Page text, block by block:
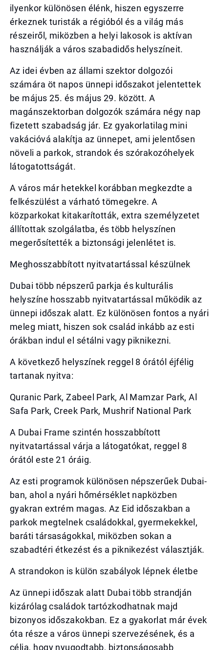
ilyenkor különösen élénk, hiszen egyszerre
érkeznek turisták a régióból és a világ más
részeiről, miközben a helyi lakosok is aktívan
használják a város szabadidős helyszíneit.
Az idei évben az állami szektor dolgozói
számára öt napos ünnepi időszakot jelentettek
be május 25. és május 29. között. A
magánszektorban dolgozók számára négy nap
fizetett szabadság jár. Ez gyakorlatilag mini
vakációvá alakítja az ünnepet, ami jelentősen
növeli a parkok, strandok és szórakozóhelyek
látogatottságát.
A város már hetekkel korábban megkezdte a
felkészülést a várható tömegekre. A
közparkokat kitakarították, extra személyzetet
állítottak szolgálatba, és több helyszínen
megerősítették a biztonsági jelenlétet is.
Meghosszabbított nyitvatartással készülnek
Dubai több népszerű parkja és kulturális
helyszíne hosszabb nyitvatartással működik az
ünnepi időszak alatt. Ez különösen fontos a nyári
meleg miatt, hiszen sok család inkább az esti
órákban indul el sétálni vagy piknikezni.
A következő helyszínek reggel 8 órától éjfélig
tartanak nyitva:
Quranic Park, Zabeel Park, Al Mamzar Park, Al
Safa Park, Creek Park, Mushrif National Park
A Dubai Frame szintén hosszabbított
nyitvatartással várja a látogatókat, reggel 8
órától este 21 óráig.
Az esti programok különösen népszerűek Dubai-
ban, ahol a nyári hőmérséklet napközben
gyakran extrém magas. Az Eid időszakban a
parkok megtelnek családokkal, gyermekekkel,
baráti társaságokkal, miközben sokan a
szabadtéri étkezést és a piknikezést választják.
A strandokon is külön szabályok lépnek életbe
Az ünnepi időszak alatt Dubai több strandján
kizárólag családok tartózkodhatnak majd
bizonyos időszakokban. Ez a gyakorlat már évek
óta része a város ünnepi szervezésének, és a
célja, hogy nyugodtabb, biztonságosabb